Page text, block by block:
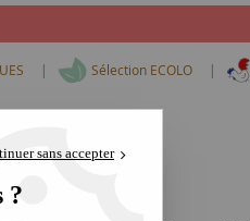
| Sélection ECOLO |
sans accepter
?